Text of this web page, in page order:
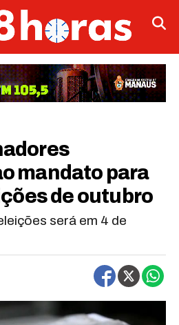
mandato para
de outubro
será em 4 de